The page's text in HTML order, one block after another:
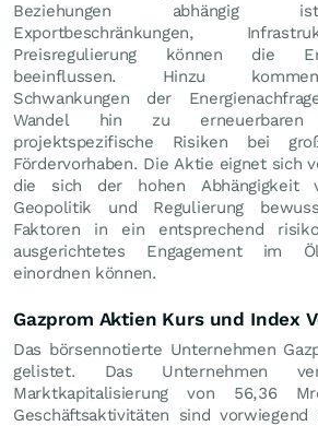
Beziehungen abhängig
Exportbeschränkungen,
Preisregulierung können die
beeinflussen. Hinzu
Schwankungen der
Wandel hin zu erneuerbaren
projektspezifische Risiken bei
Fördervorhaben. Die Aktie eignet sich
die sich der hohen Abhängigkeit
Geopolitik und Regulierung
Faktoren in ein entsprechend
ausgerichtetes Engagement im
einordnen können.
Gazprom Aktien Kurs und Index
Das börsennotierte Unternehmen
gelistet. Das Unternehmen
Marktkapitalisierung von 56,36
Geschäftsaktivitäten sind